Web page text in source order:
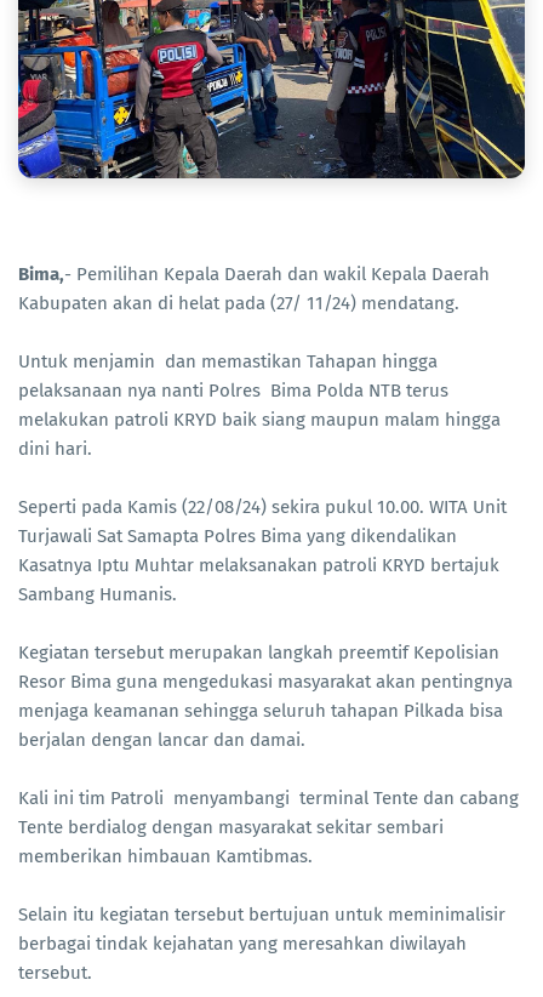
Bima,- Pemilihan Kepala Daerah dan wakil Kepala Daerah
Kabupaten akan di helat pada (27/ 11/24) mendatang.
Untuk menjamin dan memastikan Tahapan hingga
pelaksanaan nya nanti Polres Bima Polda NTB terus
melakukan patroli KRYD baik siang maupun malam hingga
dini hari.
Seperti pada Kamis (22/08/24) sekira pukul 10.00. WITA Unit
Turjawali Sat Samapta Polres Bima yang dikendalikan
Kasatnya Iptu Muhtar melaksanakan patroli KRYD bertajuk
Sambang Humanis.
Kegiatan tersebut merupakan langkah preemtif Kepolisian
Resor Bima guna mengedukasi masyarakat akan pentingnya
menjaga keamanan sehingga seluruh tahapan Pilkada bisa
berjalan dengan lancar dan damai.
Kali ini tim Patroli menyambangi terminal Tente dan cabang
Tente berdialog dengan masyarakat sekitar sembari
memberikan himbauan Kamtibmas.
Selain itu kegiatan tersebut bertujuan untuk meminimalisir
berbagai tindak kejahatan yang meresahkan diwilayah
tersebut.